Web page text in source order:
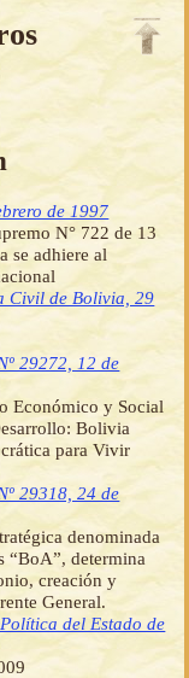
de 1997
N° 722 de 13
se adhiere al
Civil de Bolivia, 29
29272, 12 de
Económico y Social
Bolivia
para Vivir
29318, 24 de
denominada
“BoA”, determina
creación y
General.
del Estado de